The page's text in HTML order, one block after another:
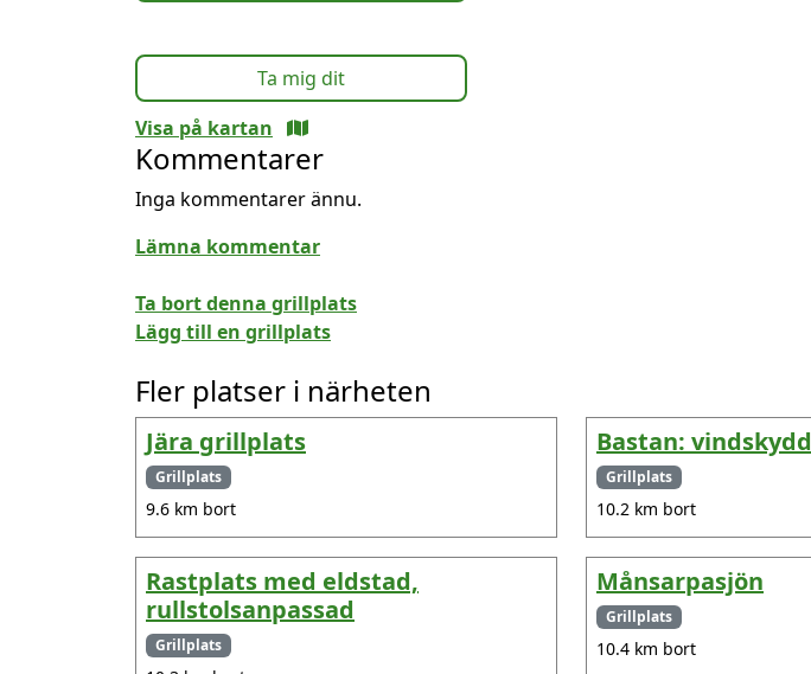
Ta mig dit
Visa på kartan
Kommentarer
Inga kommentarer ännu.
Lämna kommentar
Ta bort denna grillplats
Lägg till en grillplats
Fler platser i närheten
Jära grillplats
Grillplats
9.6 km bort
Bastan: vindskydd
Grillplats
10.2 km bort
Rastplats med eldstad,
rullstolsanpassad
Grillplats
Månsarpasjön
Grillplats
10.4 km bort